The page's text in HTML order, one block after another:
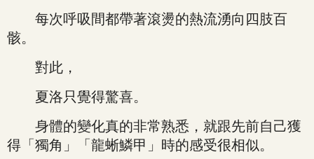
每次呼吸間都帶著滾燙的熱流湧向四肢百
骸。
對此，
夏洛只覺得驚喜。
身體的變化真的非常熟悉，就跟先前自己獲
得「獨角」「龍蜥鱗甲」時的感受很相似。